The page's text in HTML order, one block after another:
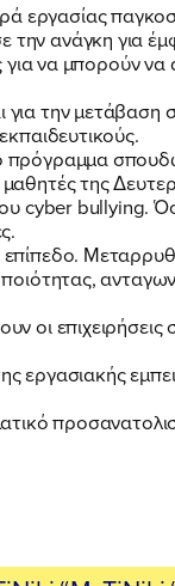
TIKTOK
ανάγκη για
να μπορούν
την μετάβαση
πρόγραμμα
της
cyber bullying.
οι
εργασιακής